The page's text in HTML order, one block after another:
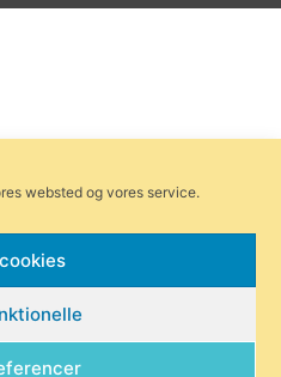
websted og vores service.